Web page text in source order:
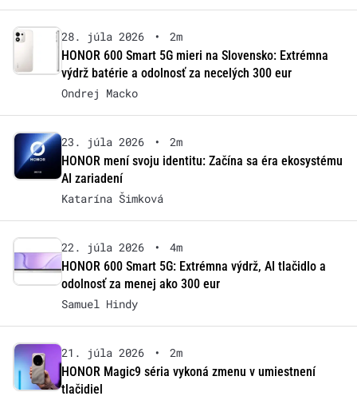
28. júla 2026 •
2m
HONOR 600 Smart 5G mieri na Slovensko: Extrémna
výdrž batérie a odolnosť za necelých 300 eur
Ondrej Macko
23. júla 2026 •
2m
HONOR mení svoju identitu: Začína sa éra ekosystému
AI zariadení
Katarína Šimková
22. júla 2026 •
4m
HONOR 600 Smart 5G: Extrémna výdrž, AI tlačidlo a
odolnosť za menej ako 300 eur
Samuel Hindy
21. júla 2026 •
2m
HONOR Magic9 séria vykoná zmenu v umiestnení
tlačidiel